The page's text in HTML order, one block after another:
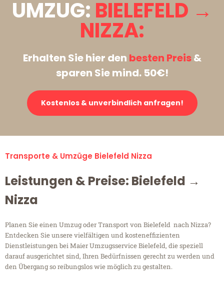
UMZUG: BIELEFELD →
NIZZA:
Erhalten Sie hier den besten Preis&
sparen Sie mind. 50€!
Kostenlos & unverbindlich anfragen!
Transporte & Umzüge Bielefeld Nizza
Leistungen & Preise: Bielefeld →
Nizza
Planen Sie einen Umzug oder Transport von Bielefeld nach Nizza?
Entdecken Sie unsere vielfältigen und kosteneffizienten
Dienstleistungen bei Maier Umzugsservice Bielefeld, die speziell
darauf ausgerichtet sind, Ihren Bedürfnissen gerecht zu werden und
den Übergang so reibungslos wie möglich zu gestalten.